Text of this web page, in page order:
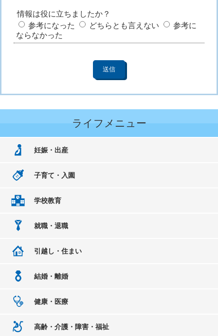
情報は役に立ちましたか？
参考になった
どちらとも言えない
参考に
ならなかった
ライフメニュー
妊娠・出産
子育て・入園
学校教育
就職・退職
引越し・住まい
結婚・離婚
健康・医療
高齢・介護・障害・福祉